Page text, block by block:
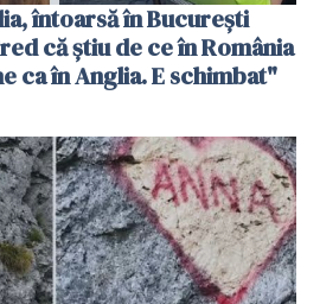
întoarsă în București
că știu de ce în România
ca în Anglia. E schimbat"